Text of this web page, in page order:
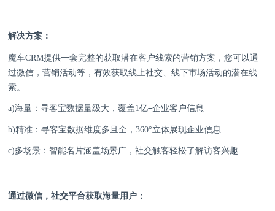
解决方案：
魔车CRM提供一套完整的获取潜在客户线索的营销方案，您可以通
过微信，营销活动等，有效获取线上社交、线下市场活动的潜在线
索。
a)海量：寻客宝数据量级大，覆盖1亿+企业客户信息
b)精准：寻客宝数据维度多且全，360°立体展现企业信息
c)多场景：智能名片涵盖场景广，社交触客轻松了解访客兴趣
通过微信，社交平台获取海量用户：